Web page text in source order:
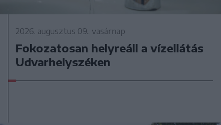
2026. augusztus 09., vasárnap
Fokozatosan helyreáll a vízellátás
Udvarhelyszéken